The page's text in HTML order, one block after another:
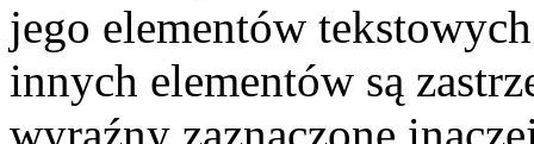
jego elementów
innych elementów są